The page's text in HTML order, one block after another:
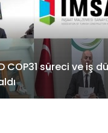
COP31 süreci ve iş